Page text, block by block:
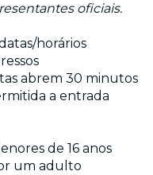
oficiais.
horários
abrem 30 minutos
a entrada
de 16 anos
um adulto